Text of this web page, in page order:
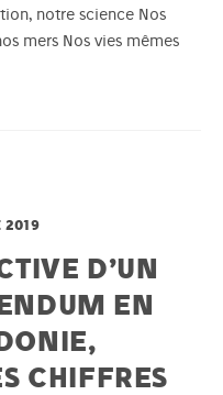
notre science Nos
mers Nos vies mêmes
2019
D’UN
EN
CHIFFRES